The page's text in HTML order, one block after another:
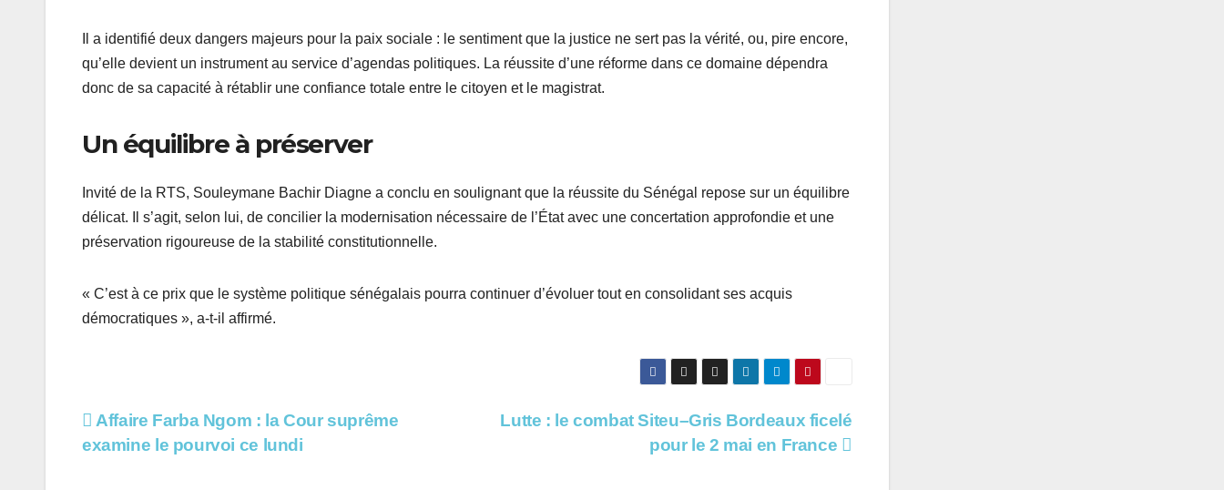
Il a identifié deux dangers majeurs pour la paix sociale : le sentiment que la justice ne sert pas la vérité, ou, pire encore,
qu’elle devient un instrument au service d’agendas politiques. La réussite d’une réforme dans ce domaine dépendra
donc de sa capacité à rétablir une confiance totale entre le citoyen et le magistrat.
Un équilibre à préserver
Invité de la RTS, Souleymane Bachir Diagne a conclu en soulignant que la réussite du Sénégal repose sur un équilibre
délicat. Il s’agit, selon lui, de concilier la modernisation nécessaire de l’État avec une concertation approfondie et une
préservation rigoureuse de la stabilité constitutionnelle.
« C’est à ce prix que le système politique sénégalais pourra continuer d’évoluer tout en consolidant ses acquis
démocratiques », a-t-il affirmé.
Navigation
Lutte : le combat Siteu–Gris Bordeaux ficelé
pour le 2 mai en France
Affaire Farba Ngom : la Cour suprême
examine le pourvoi ce lundi